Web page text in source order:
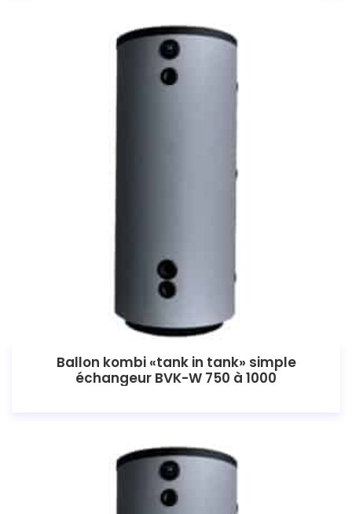
Ballon kombi «tank in tank» simple
échangeur BVK-W 750 à 1000